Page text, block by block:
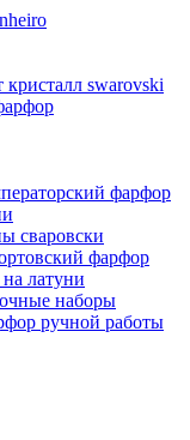
кристалл swarovski
фарфор
сваровски
фарфор
латуни
наборы
ручной работы